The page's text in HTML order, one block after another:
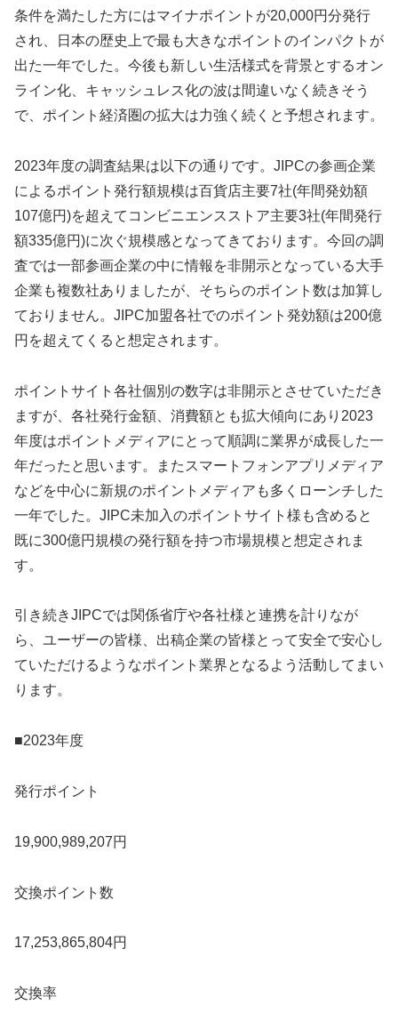
条件を満たした方にはマイナポイントが20,000円分発行
され、日本の歴史上で最も大きなポイントのインパクトが
出た一年でした。今後も新しい生活様式を背景とするオン
ライン化、キャッシュレス化の波は間違いなく続きそう
で、ポイント経済圏の拡大は力強く続くと予想されます。
2023年度の調査結果は以下の通りです。JIPCの参画企業
によるポイント発行額規模は百貨店主要7社(年間発効額
107億円)を超えてコンビニエンスストア主要3社(年間発行
額335億円)に次ぐ規模感となってきております。今回の調
査では一部参画企業の中に情報を非開示となっている大手
企業も複数社ありましたが、そちらのポイント数は加算し
ておりません。JIPC加盟各社でのポイント発効額は200億
円を超えてくると想定されます。
ポイントサイト各社個別の数字は非開示とさせていただき
ますが、各社発行金額、消費額とも拡大傾向にあり2023
年度はポイントメディアにとって順調に業界が成長した一
年だったと思います。またスマートフォンアプリメディア
などを中心に新規のポイントメディアも多くローンチした
一年でした。JIPC未加入のポイントサイト様も含めると
既に300億円規模の発行額を持つ市場規模と想定されま
す。
引き続きJIPCでは関係省庁や各社様と連携を計りなが
ら、ユーザーの皆様、出稿企業の皆様とって安全で安心し
ていただけるようなポイント業界となるよう活動してまい
ります。
■2023年度
発行ポイント
19,900,989,207円
交換ポイント数
17,253,865,804円
交換率